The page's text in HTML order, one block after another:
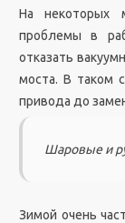
На некоторых
проблемы в
отказать
моста. В таком
привода до
Шаровые и
Зимой очень